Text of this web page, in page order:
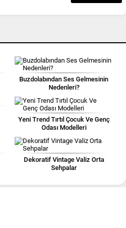
Buzdolabından Ses Gelmesinin
Nedenleri?
Yeni Trend Tırtıl Çocuk Ve Genç
Odası Modelleri
Dekoratif Vintage Valiz Orta
Sehpalar